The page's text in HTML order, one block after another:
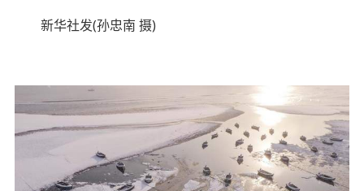
新华社发(孙忠南 摄)